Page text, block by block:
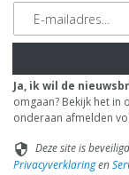
E-mailadres
Ja, ik wil de
omgaan? Bekijk het in
onderaan afmelden
security Deze site is
Privacyverklaringen